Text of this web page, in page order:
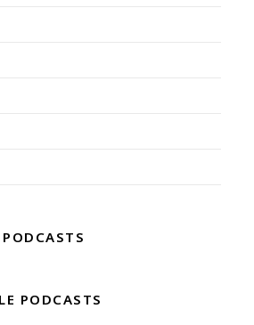
PODCASTS